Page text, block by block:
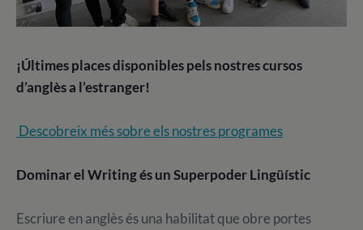
¡Últimes places disponibles pels nostres cursos
d’anglès a l’estranger!
Descobreix més sobre els nostres programes
Dominar el Writing és un Superpoder Lingüístic
Escriure en anglès és una habilitat que obre portes